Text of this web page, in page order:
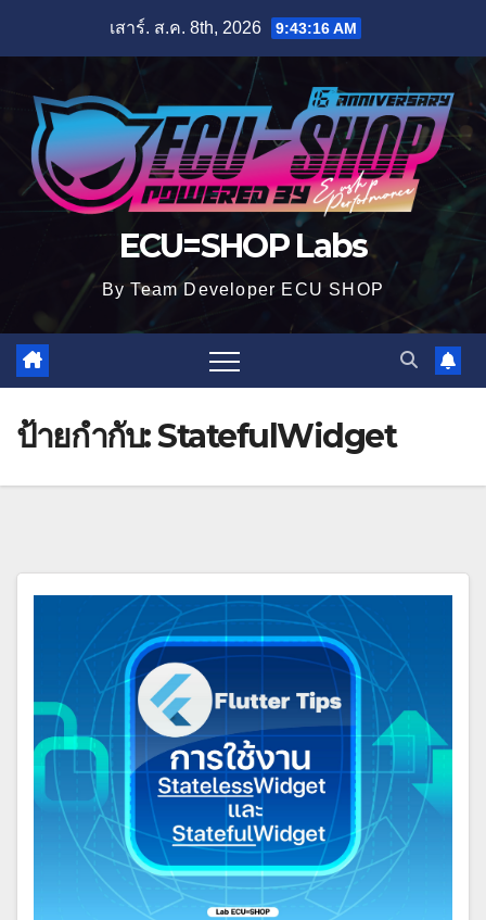
content
เสาร์. ส.ค. 8th, 2026 9:43:17 AM
ECU=SHOP Labs
By Team Developer ECU SHOP
ป้ายกำกับ:StatefulWidget